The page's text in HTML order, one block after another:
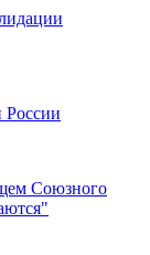
России
Союзного